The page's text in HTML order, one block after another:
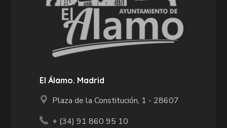
El Álamo. Madrid
Plaza de la Constitución, 1 - 28607
+ (34)91 860 95 10